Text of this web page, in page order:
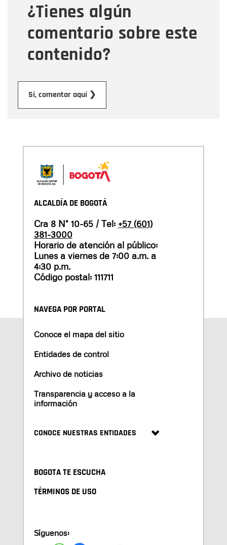
¿Tienes algún
comentario sobre este
contenido?
Sí, comentar aquí ❯
Mensaje
ALCALDÍA DE BOGOTÁ
Cra 8 N° 10-65 / Tel: +57 (601)
381-3000
Horario de atención al público:
Lunes a viernes de 7:00 a.m. a
4:30 p.m.
Código postal: 111711
NAVEGA POR PORTAL
Conoce el mapa del sitio
Entidades de control
Archivo de noticias
Transparencia y acceso a la
información
CONOCE NUESTRAS ENTIDADES
BOGOTA TE ESCUCHA
TÉRMINOS DE USO
Síguenos: